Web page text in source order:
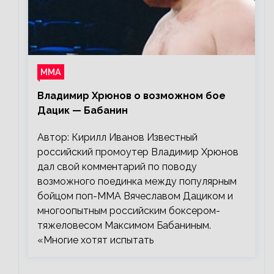
ММА
Владимир Хрюнов о возможном бое
Дацик — Бабанин
Автор: Кирилл Иванов Известный
российский промоутер Владимир Хрюнов
дал свой комментарий по поводу
возможного поединка между популярным
бойцом поп-ММА Вячеславом Дациком и
многоопытным российским боксером-
тяжеловесом Максимом Бабаниным.
«Многие хотят испытать